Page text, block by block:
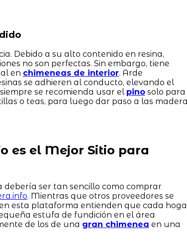
Debido a su alto contenido en resina,
no son perfectas. Sin embargo, tiene
en chimeneas de interior. Arde
se adhieren al conducto, elevando el
siempre se recomienda usar el pinosolo para
o teas, para luego dar paso a las
es el Mejor Sitio para
debería ser tan sencillo como comprar
. Mientras que otros proveedores se
esta plataforma entienden que cada
estufa de fundición en el área
de los de una gran chimenea en una